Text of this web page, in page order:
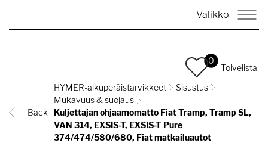
Valikko
0
Toivelista
Back
HYMER-alkuperäistarvikkeet
Sisustus
Mukavuus & suojaus
Kuljettajan ohjaamomatto Fiat Tramp, Tramp SL,
VAN 314, EXSIS-T, EXSIS-T Pure
374/474/580/680, Fiat matkailuautot